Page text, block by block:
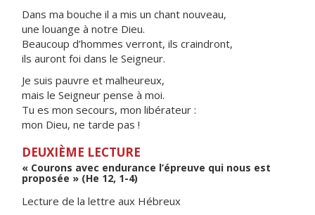
Dans ma bouche il a mis un chant nouveau,
une louange à notre Dieu.
Beaucoup d’hommes verront, ils craindront,
ils auront foi dans le Seigneur.
Je suis pauvre et malheureux,
mais le Seigneur pense à moi.
Tu es mon secours, mon libérateur :
mon Dieu, ne tarde pas !
DEUXIÈME LECTURE
« Courons avec endurance l’épreuve qui nous est
proposée » (He 12, 1-4)
Lecture de la lettre aux Hébreux